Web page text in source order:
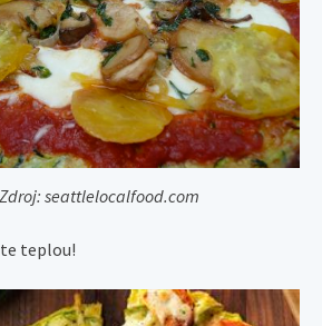
Zdroj: seattlelocalfood.com
teplou!